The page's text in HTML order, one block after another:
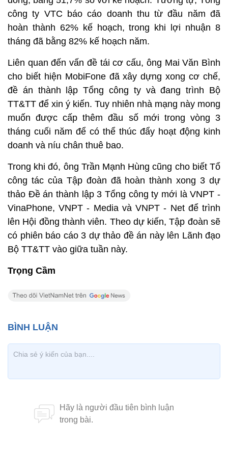
công ty VTC báo cáo doanh thu từ đầu năm đã
hoàn thành 62% kế hoạch, trong khi lợi nhuận 8
tháng đã bằng 82% kế hoạch năm.
Liên quan đến vấn đề tái cơ cấu, ông Mai Văn Bình
cho biết hiện MobiFone đã xây dựng xong cơ chế,
đề án thành lập Tổng công ty và đang trình Bộ
TT&TT để xin ý kiến. Tuy nhiên nhà mạng này mong
muốn được cấp thêm đầu số mới trong vòng 3
tháng cuối năm để có thể thúc đẩy hoạt động kinh
doanh và níu chân thuê bao.
Trong khi đó, ông Trần Mạnh Hùng cũng cho biết Tổ
công tác của Tập đoàn đã hoàn thành xong 3 dự
thảo Đề án thành lập 3 Tổng công ty mới là VNPT -
VinaPhone, VNPT - Media và VNPT - Net để trình
lên Hội đồng thành viên. Theo dự kiến, Tập đoàn sẽ
có phiên báo cáo 3 dự thảo đề án này lên Lãnh đạo
Bộ TT&TT vào giữa tuần này.
Trọng Cầm